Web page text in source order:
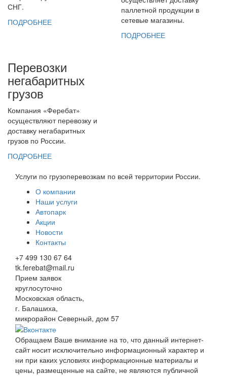
СНГ.
ПОДРОБНЕЕ
паллетной продукции в
сетевые магазины.
ПОДРОБНЕЕ
Перевозки
негабаритных
грузов
Компания «Феребат»
осуществляют перевозку и
доставку негабаритных
грузов по России.
ПОДРОБНЕЕ
Услуги по грузоперевозкам по всей территории России.
О компании
Наши услуги
Автопарк
Акции
Новости
Контакты
+7 499 130 67 64
tk.ferebat@mail.ru
Прием заявок
круглосуточно
Московская область,
г. Балашиха,
микрорайон Северный, дом 57
Обращаем Ваше внимание на то, что данный интернет-
сайт носит исключительно информационный характер и
ни при каких условиях информационные материалы и
цены, размещенные на сайте, не являются публичной